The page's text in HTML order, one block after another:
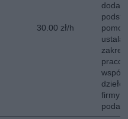
30.00 zł/h
firmy